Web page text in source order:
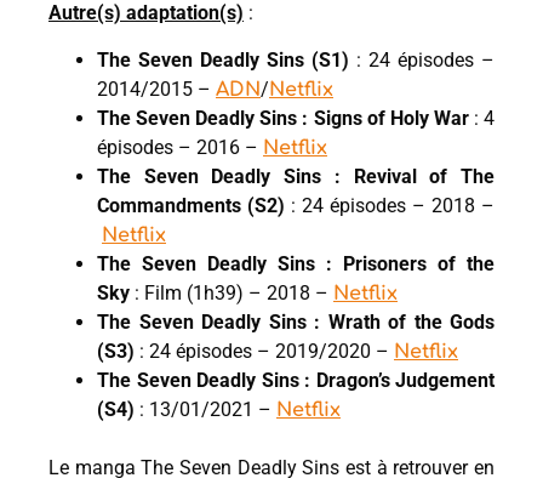
Autre(s) adaptation(s) :
The Seven Deadly Sins (S1) : 24 épisodes –
2014/2015 – ADN/Netflix
The Seven Deadly Sins : Signs of Holy War: 4
épisodes – 2016 – Netflix
The Seven Deadly Sins : Revival of The
Commandments (S2) : 24 épisodes – 2018 –
Netflix
The Seven Deadly Sins : Prisoners of the
Sky : Film (1h39) – 2018 – Netflix
The Seven Deadly Sins : Wrath of the Gods
(S3) : 24 épisodes – 2019/2020 – Netflix
The Seven Deadly Sins : Dragon’s Judgement
(S4) : 13/01/2021 – Netflix
Le manga The Seven Deadly Sins est à retrouver en